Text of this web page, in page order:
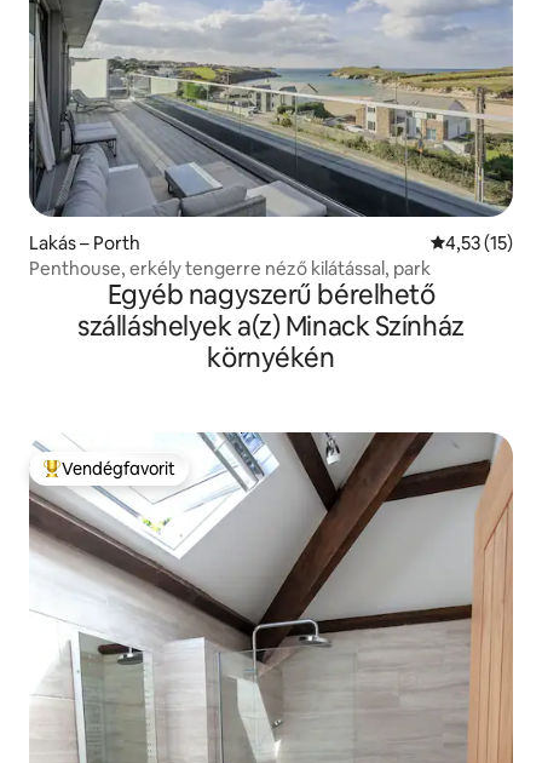
Lakás – Porth Átlagos
4,53 (15)
Penthouse, erkély tengerre néző kilátással, park
Egyéb nagyszerű bérelhető
szálláshelyek a(z) Minack Színház
környékén
Kiemelt vendégfavorit
Vendégfavorit